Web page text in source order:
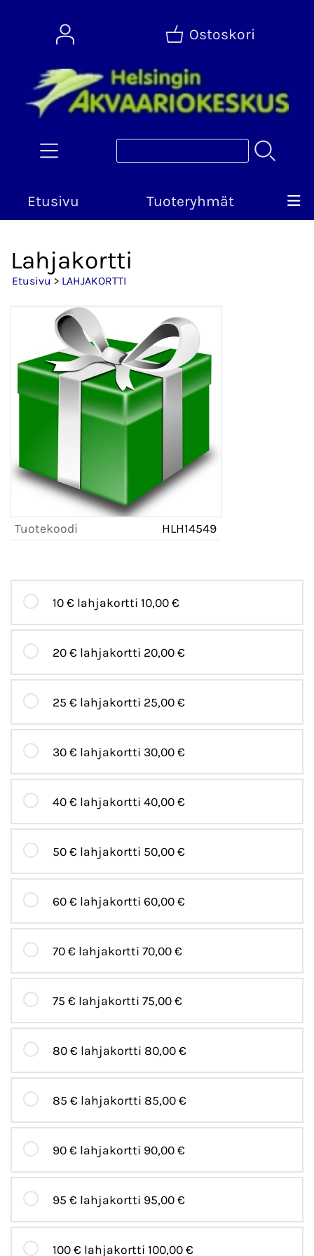
Ostoskori
Etusivu Tuoteryhmät
Lahjakortti
Etusivu > LAHJAKORTTI
Tuotekoodi HLH14549
10 € lahjakortti 10,00 €
20 € lahjakortti 20,00 €
25 € lahjakortti 25,00 €
30 € lahjakortti 30,00 €
40 € lahjakortti 40,00 €
50 € lahjakortti 50,00 €
60 € lahjakortti 60,00 €
70 € lahjakortti 70,00 €
75 € lahjakortti 75,00 €
80 € lahjakortti 80,00 €
85 € lahjakortti 85,00 €
90 € lahjakortti 90,00 €
95 € lahjakortti 95,00 €
100 € lahjakortti 100,00 €